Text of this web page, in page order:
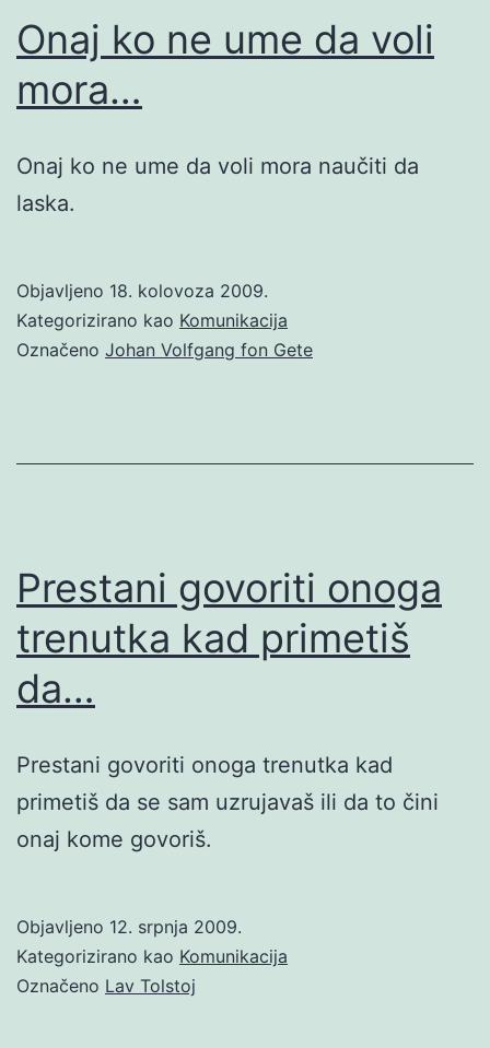
Onaj ko ne ume da voli
mora…
Onaj ko ne ume da voli mora naučiti da
laska.
Objavljeno 18. kolovoza 2009.
Kategorizirano kao Komunikacija
Označeno Johan Volfgang fon Gete
Prestani govoriti onoga
trenutka kad primetiš
da…
Prestani govoriti onoga trenutka kad
primetiš da se sam uzrujavaš ili da to čini
onaj kome govoriš.
Objavljeno 12. srpnja 2009.
Kategorizirano kao Komunikacija
Označeno Lav Tolstoj